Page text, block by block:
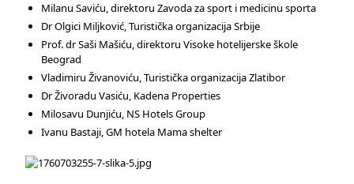
Milanu Saviću, direktoru Zavoda za sport i medicinu sporta
Dr Olgici Miljković, Turistička organizacija Srbije
Prof. dr Saši Mašiću, direktoru Visoke hotelijerske škole
Beograd
Vladimiru Živanoviću, Turistička organizacija Zlatibor
Dr Živoradu Vasiću, Kadena Properties
Milosavu Dunjiću, NS Hotels Group
Ivanu Bastaji, GM hotela Mama shelter